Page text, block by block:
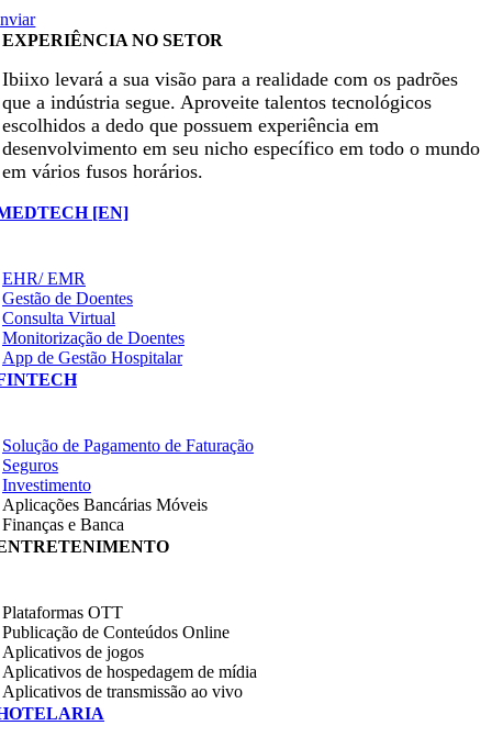
EXPERIÊNCIA NO SETOR
Ibiixo levará a sua visão para a realidade com os padrões
que a indústria segue. Aproveite talentos tecnológicos
escolhidos a dedo que possuem experiência em
desenvolvimento em seu nicho específico em todo o mundo
em vários fusos horários.
[EN]
EHR/ EMR
Gestão de Doentes
Consulta Virtual
Monitorização de Doentes
App de Gestão Hospitalar
Solução de Pagamento de Faturação
Seguros
Investimento
Aplicações Bancárias Móveis
Finanças e Banca
Plataformas OTT
Publicação de Conteúdos Online
Aplicativos de jogos
Aplicativos de hospedagem de mídia
Aplicativos de transmissão ao vivo